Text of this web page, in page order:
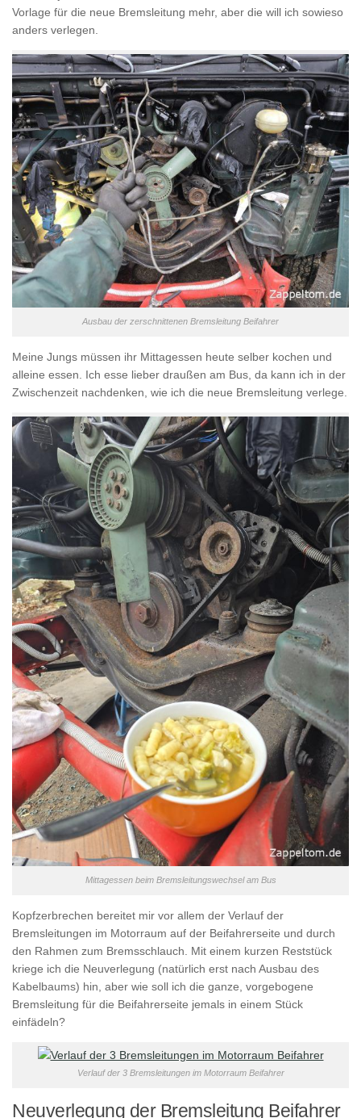
Vorlage für die neue Bremsleitung mehr, aber die will ich sowieso
anders verlegen.
Ausbau der zerschnittenen Bremsleitung Beifahrer
Meine Jungs müssen ihr Mittagessen heute selber kochen und
alleine essen. Ich esse lieber draußen am Bus, da kann ich in der
Zwischenzeit nachdenken, wie ich die neue Bremsleitung verlege.
Mittagessen beim Bremsleitungswechsel am Bus
Kopfzerbrechen bereitet mir vor allem der Verlauf der
Bremsleitungen im Motorraum auf der Beifahrerseite und durch
den Rahmen zum Bremsschlauch. Mit einem kurzen Reststück
kriege ich die Neuverlegung (natürlich erst nach Ausbau des
Kabelbaums) hin, aber wie soll ich die ganze, vorgebogene
Bremsleitung für die Beifahrerseite jemals in einem Stück
einfädeln?
Verlauf der 3 Bremsleitungen im Motorraum Beifahrer
Neuverlegung der Bremsleitung Beifahrer